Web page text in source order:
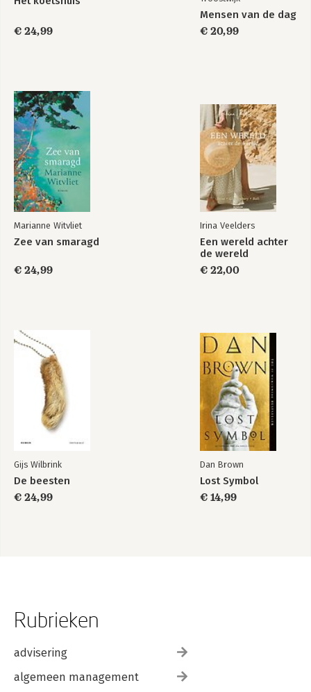
€ 24,99
Mensen van de dag
€ 20,99
Marianne Witvliet
Zee van smaragd
€ 24,99
Irina Veelders
Een wereld achter
de wereld
€ 22,00
Gijs Wilbrink
De beesten
€ 24,99
Dan Brown
Lost Symbol
€ 14,99
Rubrieken
advisering
algemeen management